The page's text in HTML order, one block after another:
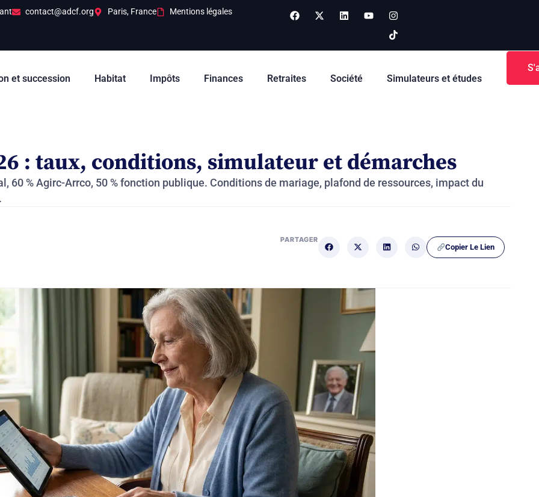
contact@adcf.org Paris, France Mentions légales
et succession Habitat Impôts Finances Retraites Société Simulateurs et études
: taux, conditions, simulateur et démarches
60 % Agirc-Arrco, 50 % fonction publique. Conditions de mariage, plafond de ressources, impact du
PARTAGER
Copier Le Lien